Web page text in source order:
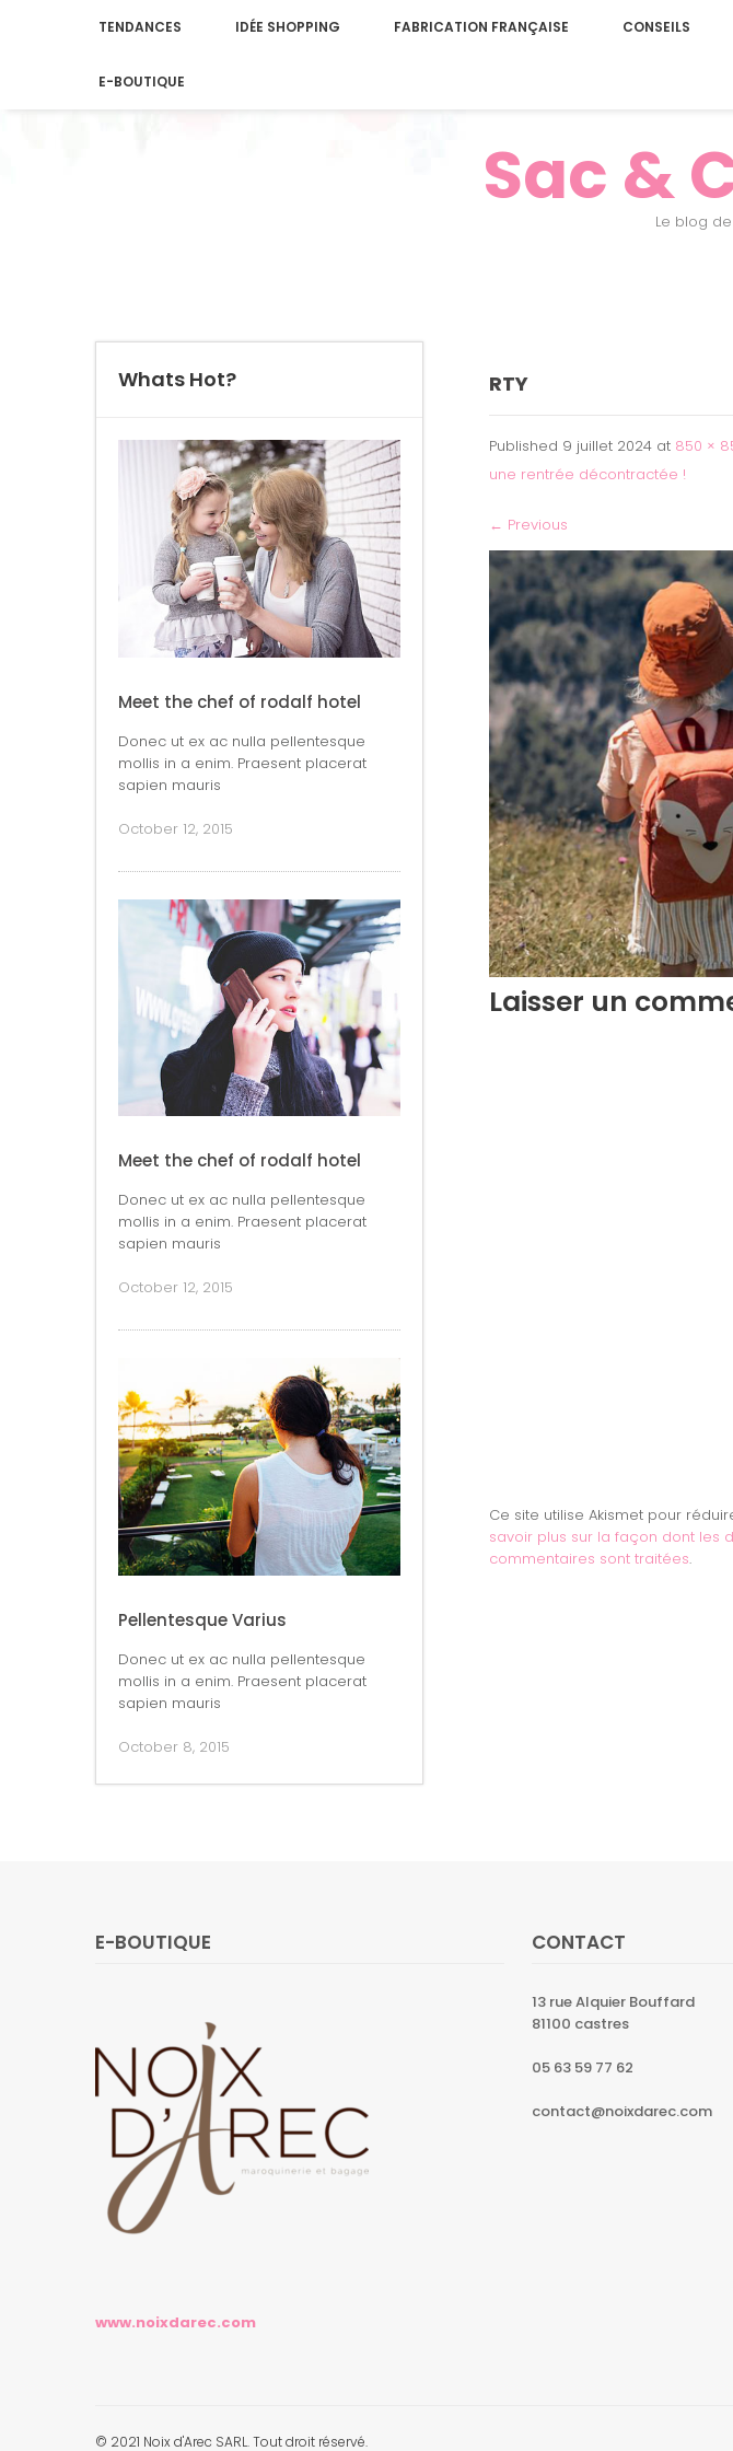
TENDANCES IDÉE SHOPPING FABRICATION FRANÇAISE CONSEILS
E-BOUTIQUE
Sac &
Le blog
Whats Hot?
Meet the chef of rodalf hotel
Donec ut ex ac nulla pellentesque
mollis in a enim. Praesent placerat
sapien mauris
October 12, 2015
Meet the chef of rodalf hotel
Donec ut ex ac nulla pellentesque
mollis in a enim. Praesent placerat
sapien mauris
October 12, 2015
Pellentesque Varius
Donec ut ex ac nulla pellentesque
mollis in a enim. Praesent placerat
sapien mauris
October 8, 2015
RTY
Published 9 juillet 2024 at 850 ×
une rentrée décontractée !
← Previous
Laisser un
Ce site utilise Akismet pour
savoir plus sur la façon dont les
commentaires sont traitées.
E-BOUTIQUE
www.noixdarec.com
CONTACT
13 rue Alquier Bouffard
81100 castres
05 63 59 77 62
contact@noixdarec.com
© 2021 Noix d'Arec SARL. Tout droit réservé.